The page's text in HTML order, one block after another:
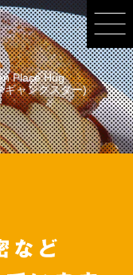
Place Hug
ギャングスター)